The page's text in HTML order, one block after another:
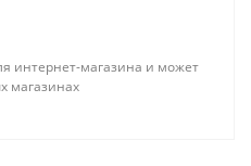
интернет-магазина и может
магазинах